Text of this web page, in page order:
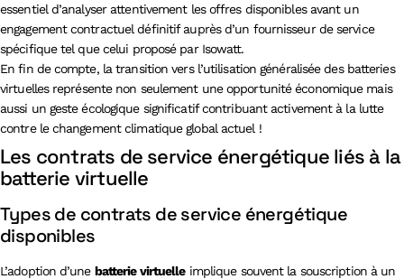
essentiel d’analyser attentivement les offres disponibles avant un
engagement contractuel définitif auprès d’un fournisseur de service
spécifique tel que celui proposé par Isowatt.
En fin de compte, la transition vers l’utilisation généralisée des batteries
virtuelles représente non seulement une opportunité économique mais
aussi un geste écologique significatif contribuant activement à la lutte
contre le changement climatique global actuel !
Les contrats de service énergétique liés à la
batterie virtuelle
Types de contrats de service énergétique
disponibles
L’adoption d’une batterie virtuelleimplique souvent la souscription à un